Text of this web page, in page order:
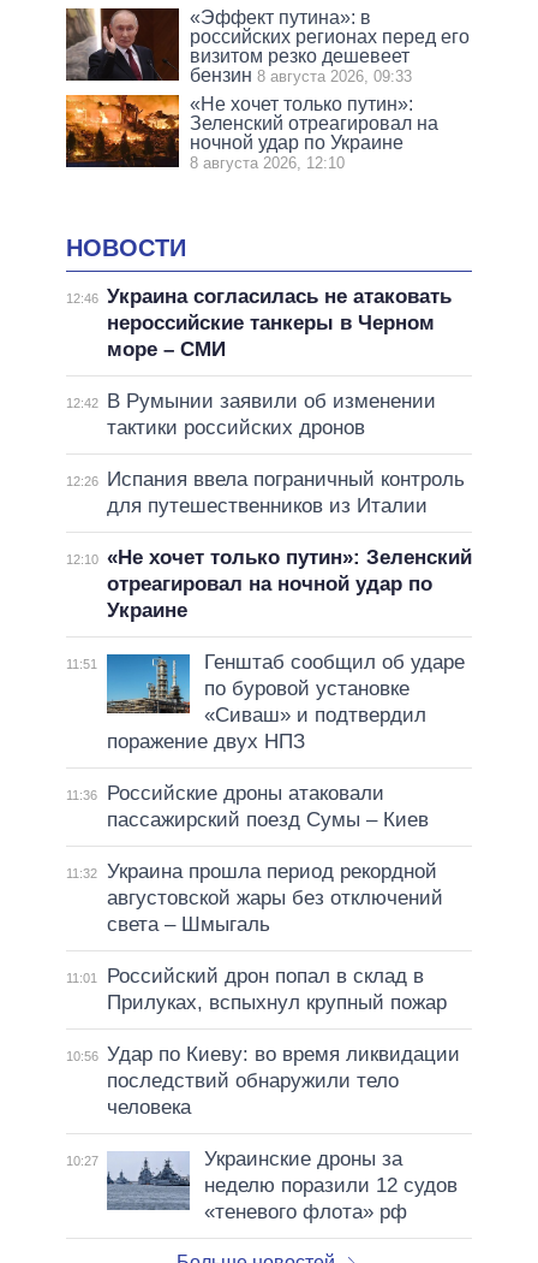
«Эффект путина»: в
российских регионах перед его
визитом резко дешевеет
бензин 8 августа 2026, 09:33
«Не хочет только путин»:
Зеленский отреагировал на
ночной удар по Украине
8 августа 2026, 12:10
НОВОСТИ
12:46 Украина согласилась не атаковать
нероссийские танкеры в Черном
море – СМИ
12:42
В Румынии заявили об изменении
тактики российских дронов
12:26
Испания ввела пограничный контроль
для путешественников из Италии
12:10 «Не хочет только путин»: Зеленский
отреагировал на ночной удар по
Украине
11:51
Генштаб сообщил об ударе
по буровой установке
«Сиваш» и подтвердил
поражение двух НПЗ
11:36
Российские дроны атаковали
пассажирский поезд Сумы – Киев
11:32
Украина прошла период рекордной
августовской жары без отключений
света – Шмыгаль
11:01
Российский дрон попал в склад в
Прилуках, вспыхнул крупный пожар
10:56 Удар по Киеву: во время ликвидации
последствий обнаружили тело
человека
10:27
Украинские дроны за
неделю поразили 12 судов
«теневого флота» рф